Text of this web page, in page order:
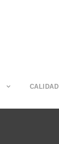
CALIDAD